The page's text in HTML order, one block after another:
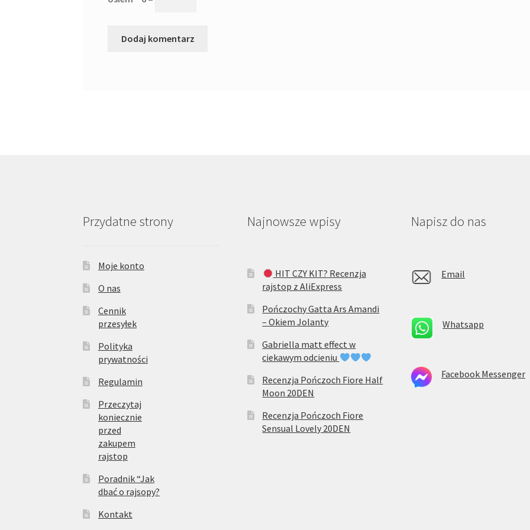
Przydatne strony
Moje konto
O nas
Cennik
przesyłek
Polityka
prywatności
Regulamin
Przeczytaj
koniecznie
przed
zakupem
rajstop
Poradnik “Jak
dbać o rajsopy?
Kontakt
Najnowsze wpisy
HIT CZY KIT? Recenzja
rajstop z AliExpress
Pończochy Gatta Ars Amandi
– Okiem Jolanty
Gabriella matt effect w
ciekawym odcieniu
Recenzja Pończoch Fiore Half
Moon 20DEN
Recenzja Pończoch Fiore
Sensual Lovely 20DEN
Napisz do nas
Email
Whatsapp
Facebook Messenger